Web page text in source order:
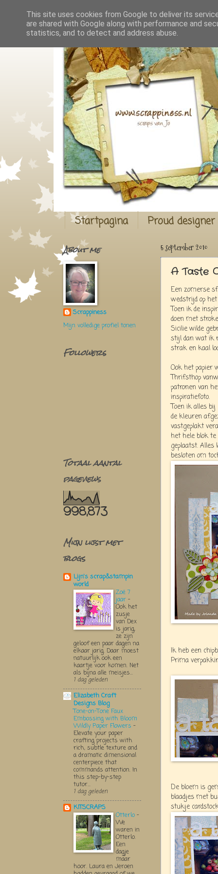
Startpagina Proud
5 september 2010
A Taste
Een zomerse
wedstrijd op
Toen ik de
doen met
Sicilie wilde
stijl dan wat ik
strak en kaal
Ook het papier
Thrifsthop
patronen van
inspiratiefoto.
Toen ik alles
de kleuren
vastgeplakt
het hele blok
geplaatst.
besloten om
Ik heb een
Prima
De bloem is
blaadjes met
stukje
About me
Scrappiness
Mijn volledige profiel tonen
Followers
Totaal aantal
pageviews
998,873
Mijn lijst met
blogs
Lijn's scrap&stampin
world
Zoë 7
jaar -
Ook het
zusje
van Dex
is jarig,
ze zijn
geloof een paar dagen na
elkaar jarig. Daar moest
natuurlijk ook een
kaartje voor komen. Net
als bijna alle meisjes...
1 dag geleden
Elizabeth Craft
Designs Blog
Tone-on-Tone Faux
Embossing with Bloom
Wildly Paper Flowers -
Elevate your paper
crafting projects with
rich, subtle texture and
a dramatic dimensional
centerpiece that
commands attention. In
this step-by-step
tutor...
1 dag geleden
KITSCRAPS
Otterlo -
We
waren in
Otterlo.
Een
dagje
maar
hoor. Laura en Jeroen
This site uses cookies from Google to deliver its
are shared with Google along with performance and
statistics, and to detect and address abuse.